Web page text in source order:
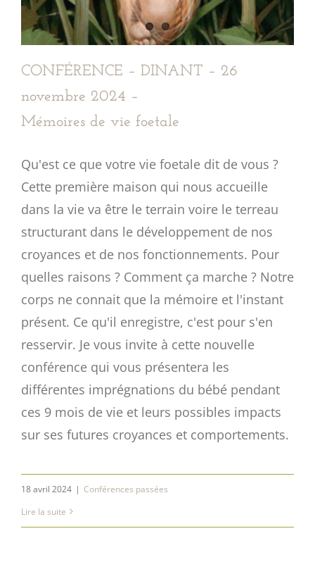
CONFÉRENCE – DINANT – 26
novembre 2024 –
Mémoires de vie foetale
Qu'est ce que votre vie foetale dit de vous ?
Cette première maison qui nous accueille
dans la vie va être le terrain voire le terreau
structurant dans le développement de nos
croyances et de nos fonctionnements. Pour
quelles raisons ? Comment ça marche ? Notre
corps ne connait que la mémoire et l'instant
présent. Ce qu'il enregistre, c'est pour s'en
resservir. Je vous invite à cette nouvelle
conférence qui vous présentera les
différentes imprégnations du bébé pendant
ces 9 mois de vie et leurs possibles impacts
sur ses futures croyances et comportements.
18 avril 2024 | Conférences passées
Lire la suite